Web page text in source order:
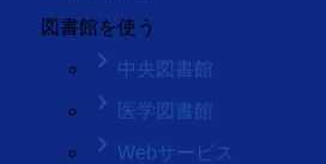
図書館を使う
keyboard_arrow_right 中央図書館
keyboard_arrow_right 医学図書館
keyboard_arrow_right Webサービス